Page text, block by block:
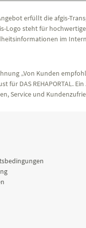
erfüllt die afgis-
Logo steht für hochwertige
im
„Von Kunden
für DAS REHAPORTAL.
Service und